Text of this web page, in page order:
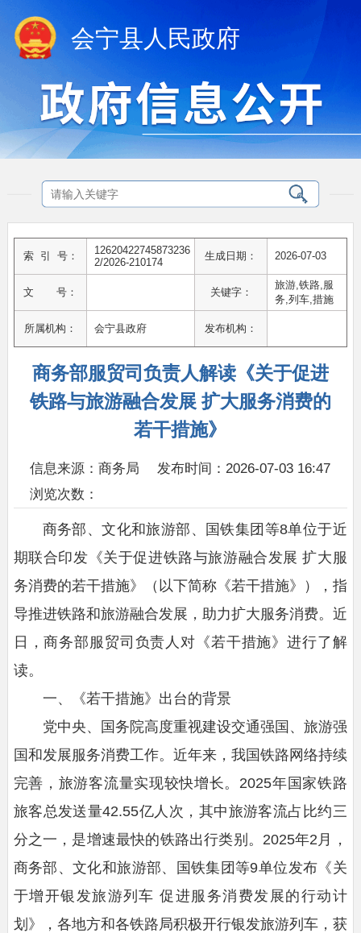
会宁县人民政府
索 引 号：
12620422745873236
2/2026-210174
生成日期： 2026-07-03
文 号： 关键字：
旅游,铁路,服
务,列车,措施
所属机构： 会宁县政府 发布机构：
商务部服贸司负责人解读《关于促进
铁路与旅游融合发展 扩大服务消费的
若干措施》
信息来源：商务局
发布时间：2026-07-03 16:47
浏览次数：
商务部、文化和旅游部、国铁集团等8单位于近
期联合印发《关于促进铁路与旅游融合发展 扩大服
务消费的若干措施》（以下简称《若干措施》），指
导推进铁路和旅游融合发展，助力扩大服务消费。近
日，商务部服贸司负责人对《若干措施》进行了解
读。
一、《若干措施》出台的背景
党中央、国务院高度重视建设交通强国、旅游强
国和发展服务消费工作。近年来，我国铁路网络持续
完善，旅游客流量实现较快增长。2025年国家铁路
旅客总发送量42.55亿人次，其中旅游客流占比约三
分之一，是增速最快的铁路出行类别。2025年2月，
商务部、文化和旅游部、国铁集团等9单位发布《关
于增开银发旅游列车 促进服务消费发展的行动计
划》，各地方和各铁路局积极开行银发旅游列车，获